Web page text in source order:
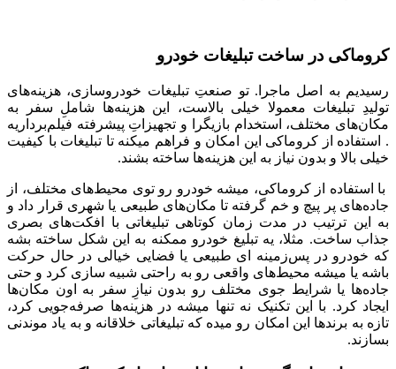
کروماکی در ساخت تبلیغات خودرو
رسیدیم به اصل ماجرا. تو صنعتِ تبلیغات خودروسازی، هزینه‌های
تولیدِ تبلیغات معمولا خیلی بالاست، این هزینه‌ها شاملِ سفر به
مکان‌های مختلف، استخدام بازیگرا و تجهیزاتِ پیشرفته فیلم‌برداریه
. استفاده از کروماکی این امکان و فراهم میکنه تا تبلیغات با کیفیت
خیلی بالا و بدون نیاز به این هزینه‌ها ساخته بشند.
با استفاده از کروماکی، میشه خودرو رو توی محیط‌های مختلف، از
جاده‌های پر پیچ و خم گرفته تا مکان‌های طبیعی یا شهری قرار داد و
به این ترتیب در مدت زمان کوتاهی تبلیغاتی با افکت‌های بصری
جذاب ساخت. مثلا، یه تبلیغ خودرو ممکنه به این شکل ساخته بشه
که خودرو در پس‌زمینه‌ ای طبیعی یا فضایی خیالی در حال حرکت
باشه یا میشه محیط‌های واقعی رو به ‌راحتی شبیه ‌سازی کرد و حتی
جاده‌ها یا شرایط جوی مختلف رو بدون نیازِ سفر به اون مکان‌ها
ایجاد کرد. با این تکنیک نه تنها میشه در هزینه‌ها صرفه‌جویی کرد،
تازه به برندها این امکان رو میده که تبلیغاتی خلاقانه و به یاد موندنی
بسازند.